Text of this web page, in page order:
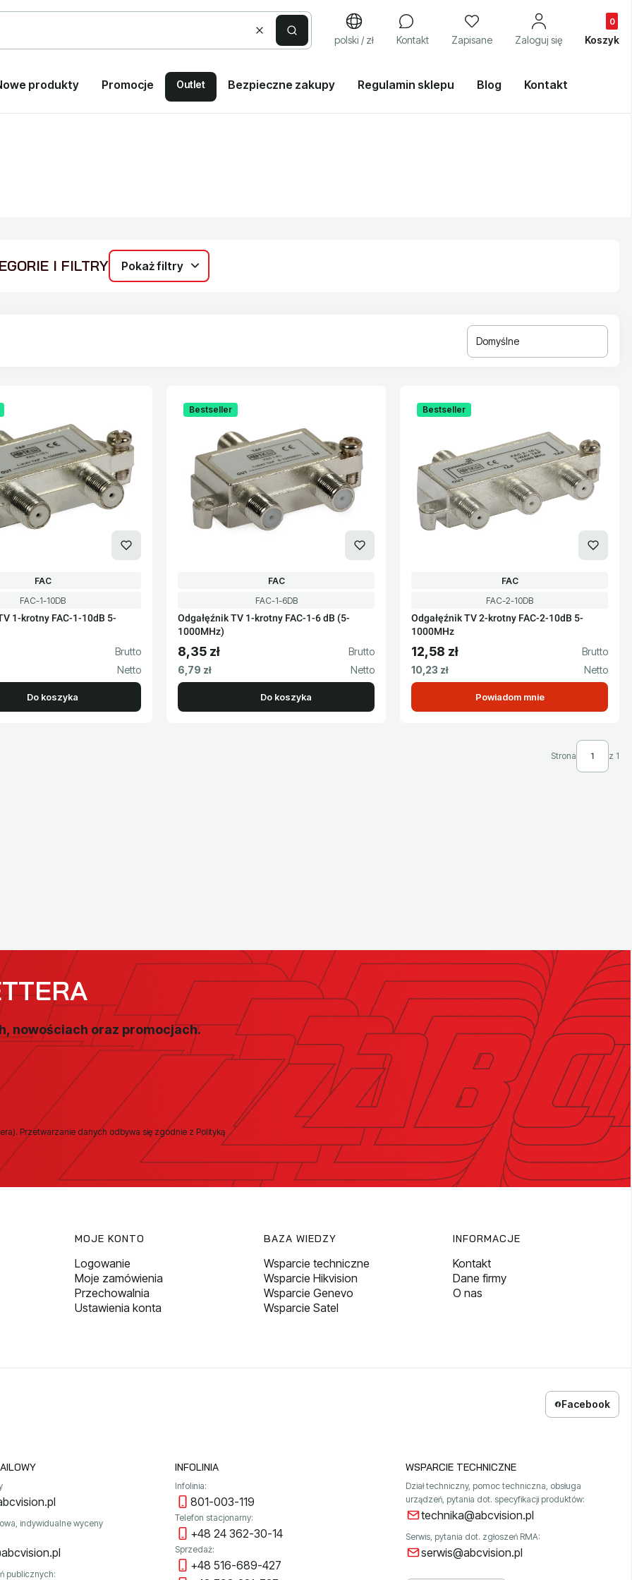
WyczyśćSzukaj polski / zł Kontakt Zapisane Zaloguj się Koszyk
produkty Promocje Outlet Bezpieczne zakupy Regulamin sklepu Blog Kontakt
I FILTRY Pokaż filtry
Domyślne
Kod produktu
FAC-1-10DB
1-krotny FAC-1-10dB 5-
PRODUCENT
FAC
Do koszyka
Bestseller
Kod produktu
FAC-1-6DB
Odgałęźnik TV 1-krotny FAC-1-6 dB (5-
1000MHz)
PRODUCENT
FAC
Cena brutto
8,35 zł
Cena netto
6,79 zł
Do koszyka
Bestseller
Kod produktu
FAC-2-10DB
Odgałęźnik TV 2-krotny FAC-2-10dB 5-
1000MHz
PRODUCENT
FAC
Cena brutto
12,58 zł
Cena netto
10,23 zł
Powiadom mnie
Strona z 1
nowościach oraz promocjach.
Przetwarzanie danych odbywa się zgodnie z Polityką
MOJE KONTO
Logowanie
Moje zamówienia
Przechowalnia
Ustawienia konta
BAZA WIEDZY
Wsparcie techniczne
Wsparcie Hikvision
Wsparcie Genevo
Wsparcie Satel
INFORMACJE
Kontakt
Dane firmy
O nas
Facebook
indywidualne wyceny
publicznych:
INFOLINIA
Infolinia:
801-003-119
Telefon stacjonarny:
+48 24 362-30-14
Sprzedaż:
+48 516-689-427
WSPARCIE TECHNICZNE
Dział techniczny, pomoc techniczna, obsługa
urządzeń, pytania dot. specyfikacji produktów:
technika@abcvision.pl
Serwis, pytania dot. zgłoszeń RMA:
serwis@abcvision.pl